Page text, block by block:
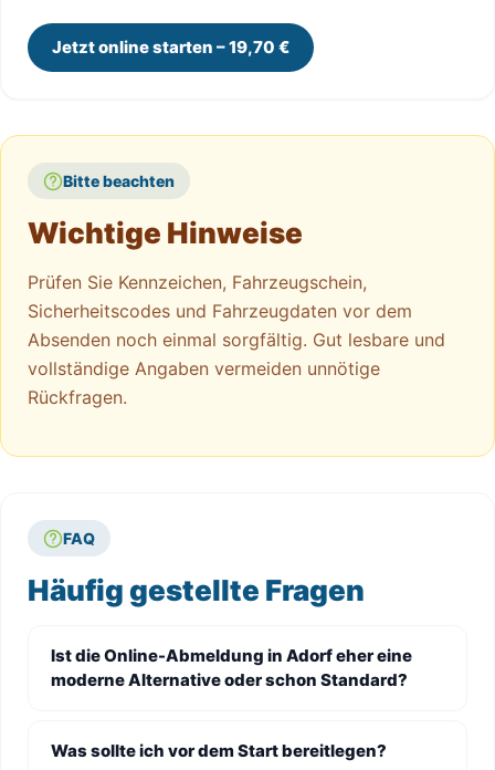
Jetzt online starten – 19,70 €
Bitte beachten
Wichtige Hinweise
Prüfen Sie Kennzeichen, Fahrzeugschein,
Sicherheitscodes und Fahrzeugdaten vor dem
Absenden noch einmal sorgfältig. Gut lesbare und
vollständige Angaben vermeiden unnötige
Rückfragen.
FAQ
Häufig gestellte Fragen
Ist die Online-Abmeldung in Adorf eher eine
moderne Alternative oder schon Standard?
Was sollte ich vor dem Start bereitlegen?